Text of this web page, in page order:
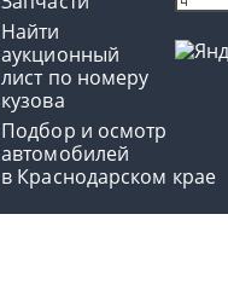
Найти
аукционный
лист по номеру
кузова
Подбор и осмотр
автомобилей
в Краснодарском крае